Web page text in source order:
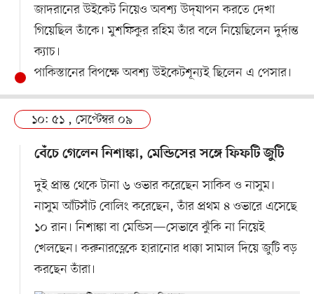
জাদরানের উইকেট নিয়েও অবশ্য উদ্‌যাপন করতে দেখা
গিয়েছিল তাঁকে। মুশফিকুর রহিম তাঁর বলে নিয়েছিলেন দুর্দান্ত
ক্যাচ।
পাকিস্তানের বিপক্ষে অবশ্য উইকেটশূন্যই ছিলেন এ পেসার।
১০: ৫১ , সেপ্টেম্বর ০৯
বেঁচে গেলেন নিশাঙ্কা, মেন্ডিসের সঙ্গে ফিফটি জুটি
দুই প্রান্ত থেকে টানা ৬ ওভার করেছেন সাকিব ও নাসুম।
নাসুম আঁটসাঁট বোলিং করেছেন, তাঁর প্রথম ৪ ওভারে এসেছে
১০ রান। নিশাঙ্কা বা মেন্ডিস—সেভাবে ঝুঁকি না নিয়েই
খেলছেন। করুনারত্নেকে হারানোর ধাক্কা সামাল দিয়ে জুটি বড়
করছেন তাঁরা।